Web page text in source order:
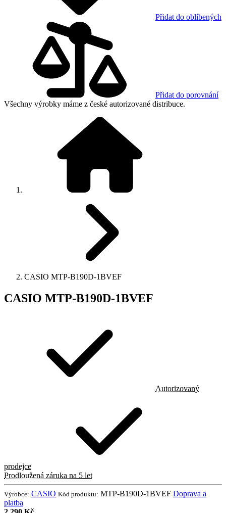
Přidat do oblíbených
Přidat do porovnání
Všechny výrobky máme z české autorizované distribuce.
CASIO MTP-B190D-1BVEF
CASIO MTP-B190D-1BVEF
Autorizovaný
prodejce
Prodloužená záruka na 5 let
Výrobce: CASIO Kód produktu: MTP-B190D-1BVEF Doprava a
platba